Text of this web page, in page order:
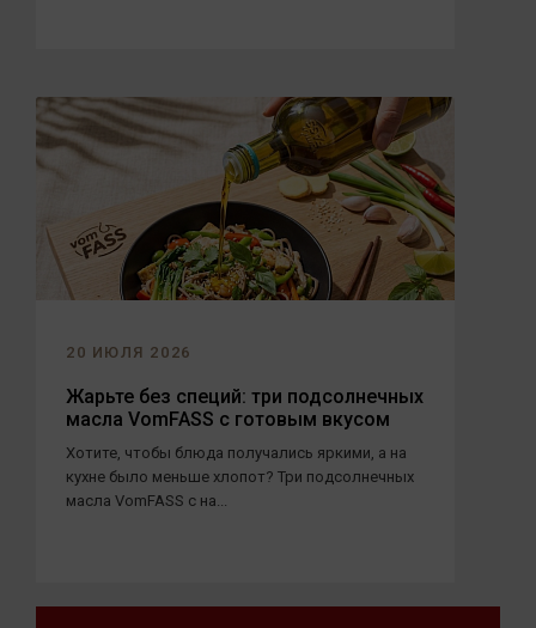
20 ИЮЛЯ 2026
Жарьте без специй: три подсолнечных
масла VomFASS с готовым вкусом
Хотите, чтобы блюда получались яркими, а на
кухне было меньше хлопот? Три подсолнечных
масла VomFASS с на...